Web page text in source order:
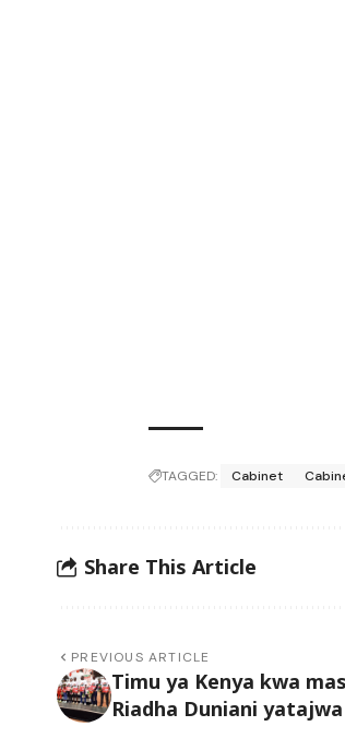
TAGGED: Cabinet
Share This Article
PREVIOUS ARTICLE
Timu ya Kenya kwa
Riadha Duniani yatajwa